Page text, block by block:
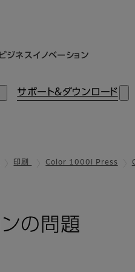
ジネスイノベーション
サポート＆ダウンロード
印刷 Color 1000i Press
ンの問題